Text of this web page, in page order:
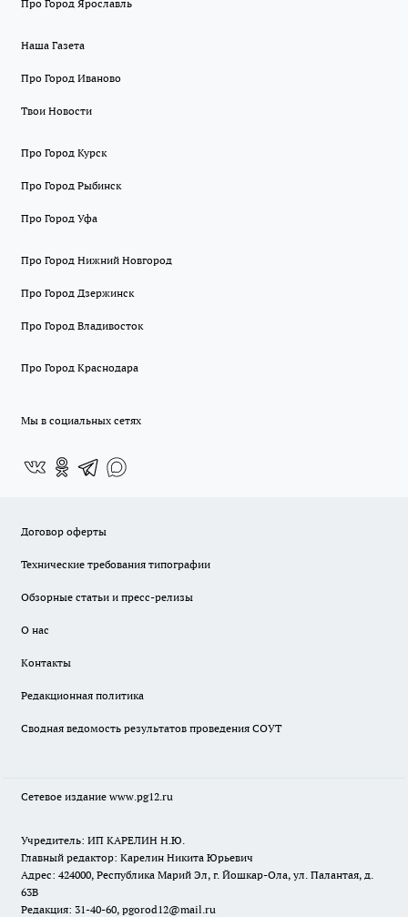
Про Город Ярославль
Наша Газета
Про Город Иваново
Твои Новости
Про Город Курск
Про Город Рыбинск
Про Город Уфа
Про Город Нижний Новгород
Про Город Дзержинск
Про Город Владивосток
Про Город Краснодара
Мы в социальных сетях
Договор оферты
Технические требования типографии
Обзорные статьи и пресс-релизы
О нас
Контакты
Редакционная политика
Сводная ведомость результатов проведения СОУТ
Сетевое издание www.pg12.ru
Учредитель: ИП КАРЕЛИН Н.Ю.
Главный редактор: Карелин Никита Юрьевич
Адрес: 424000, Республика Марий Эл, г. Йошкар-Ола, ул. Палантая, д.
63В
Редакция: 31-40-60, pgorod12@mail.ru